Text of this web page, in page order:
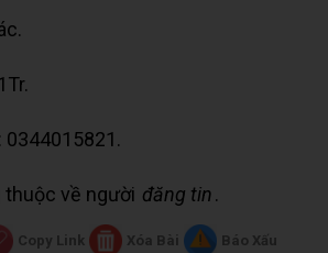
: 0344015821.
thuộc về người đăng tin.
Copy Link Xóa Bài Báo Xấu